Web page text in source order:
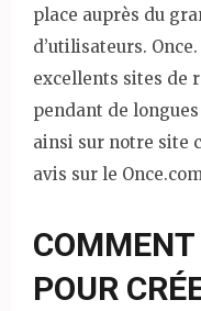
place auprès du
d’utilisateurs.
excellents sites de
pendant de
ainsi sur notre site
avis sur le
COMMENT
POUR